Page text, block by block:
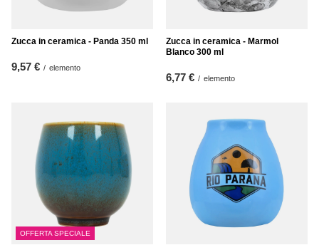
Zucca in ceramica - Panda 350 ml
9,57 € / elemento
Zucca in ceramica - Marmol
Blanco 300 ml
6,77 € / elemento
OFFERTA SPECIALE